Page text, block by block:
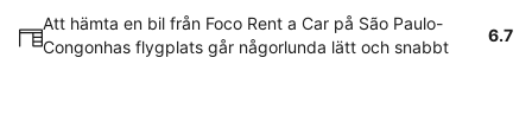
Att hämta en bil från Foco Rent a Car på São Paulo-
Congonhas flygplats går någorlunda lätt och snabbt
6.7